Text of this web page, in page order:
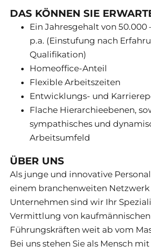
DAS KÖNNEN SIE
Ein Jahresgehalt von 50.000
p.a. (Einstufung nach
Qualifikation)
Homeoffice-Anteil
Flexible Arbeitszeiten
Entwicklungs- und
Flache Hierarchieebenen,
sympathisches und
Arbeitsumfeld
ÜBER UNS
Als junge und innovative
einem branchenweiten
Unternehmen sind wir Ihr
Vermittlung von
Führungskräften weit ab vom
Bei uns stehen Sie als Mensch